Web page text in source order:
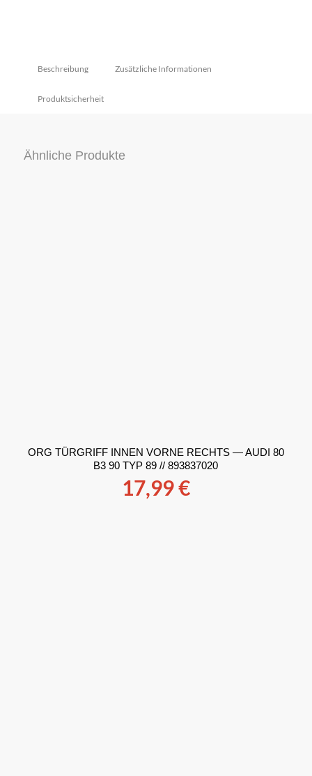
Beschreibung Zusätzliche Informationen
Produktsicherheit
Ähnliche Produkte
ORG TÜRGRIFF INNEN VORNE RECHTS — AUDI 80
B3 90 TYP 89 // 893837020
17,99€